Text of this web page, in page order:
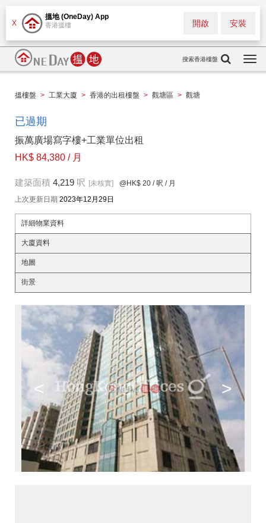
X
搵地 (OneDay) App
香港搵樓 安裝
開啟
搜索香港樓盤
搵樓盤 > 工業大廈 > 香港的出租樓盤 > 觀塘區 > 觀塘
已過期
振萬廣場寫字樓+工業單位出租
HK$ 84,380 / 月
建築面積 4,219 呎 [未核實] @HK$ 20 / 呎 / 月
上次更新日期 2023年12月29日
詳細物業資料
大廈資料
地圖
街景
< >